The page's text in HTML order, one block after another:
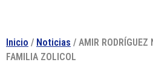
Inicio / Noticias / AMIR RODRÍGUEZ
FAMILIA ZOLICOL